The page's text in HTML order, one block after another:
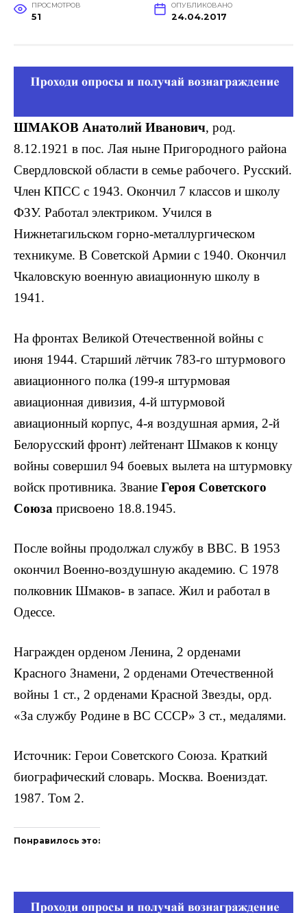
ПРОСМОТРОВ
51
ОПУБЛИКОВАНО
24.04.2017
ШМАКОВ Анатолий Иванович, род.
8.12.1921 в пос. Лая ныне Пригородного района
Свердловской области в семье рабочего. Русский.
Член КПСС с 1943. Окончил 7 классов и школу
ФЗУ. Работал элект­риком. Учился в
Нижнетагильском горно-металлургическом
техникуме. В Советской Армии с 1940. Окончил
Чкаловскую военную авиационную школу в
1941.
На фронтах Великой Отечественной войны с
июня 1944. Старший лётчик 783-го штурмового
авиационного полка (199-я штурмовая
авиационная дивизия, 4-й штурмовой
авиационный корпус, 4-я воздушная армия, 2-й
Белорусский фронт) лейтенант Шмаков к концу
войны совершил 94 боевых вылета на штурмовку
войск противника. Звание Ге­роя Советского
Союза присвоено 18.8.1945.
После войны продолжал службу в ВВС. В 1953
окончил Военно-воздушную академию. С 1978
полковник Шмаков- в запасе. Жил и работал в
Одессе.
Награжден орденом Ленина, 2 орденами
Красного Знамени, 2 орденами Отечественной
войны 1 ст., 2 орденами Красной Звезды, орд.
«За службу Родине в ВС СССР» 3 ст., медалями.
Источник: Герои Советского Союза. Краткий
биографический словарь. Москва. Воениздат.
1987. Том 2.
Понравилось это: